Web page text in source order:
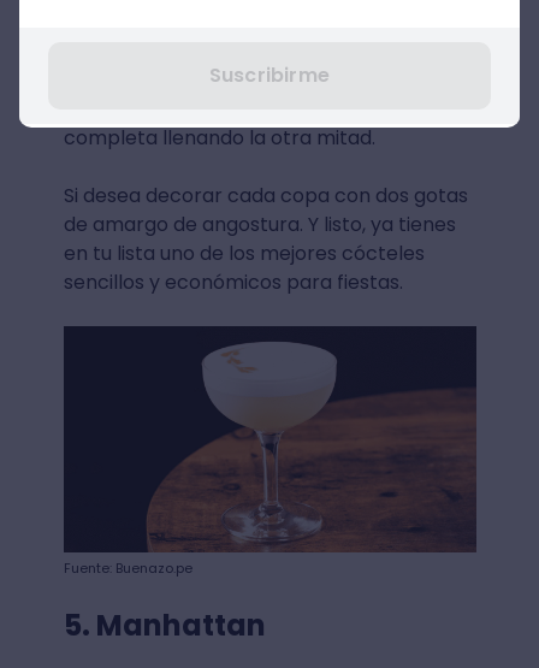
en dos tiempos: primero servir la copa
completa llenando la otra mitad.⁣
Si desea decorar cada copa con dos gotas
de amargo de angostura.⁣ Y listo, ya tienes
en tu lista uno de los mejores cócteles
sencillos y económicos para fiestas⁣.
Fuente: Buenazo.pe
5. Manhattan
Suscribirme